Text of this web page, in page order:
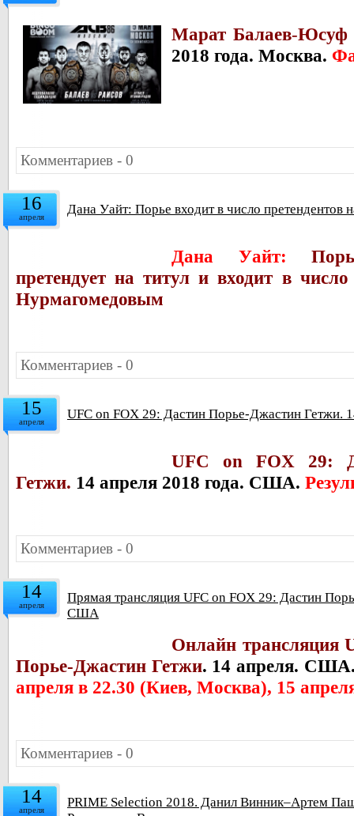
Марат Балаев-Юсуф
2018 года. Москва.
Комментариев - 0
16
апреля Дана Уайт: Порье входит в число
Дана Уайт:
претендует на титул и входит в
Нурмагомедовым
Комментариев - 0
15
апреля UFC on FOX 29: Дастин Порье-Джастин Гетжи.
UFC on FOX 29:
Гетжи. 14 апреля 2018 года. США.
Комментариев - 0
14
апреля
Прямая трансляция UFC on FOX 29: Дастин
США
Онлайн трансляция
Порье-Джастин Гетжи. 14 апреля.
апреля в 22.30 (Киев, Москва), 15
Комментариев - 0
14
апреля
PRIME Selection 2018. Данил Винник–Артем